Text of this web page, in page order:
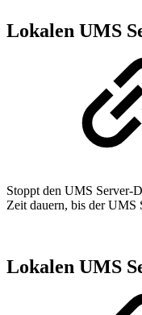
Lokalen UMS
Stoppt den UMS Server-
Zeit dauern, bis der UMS
Lokalen UMS